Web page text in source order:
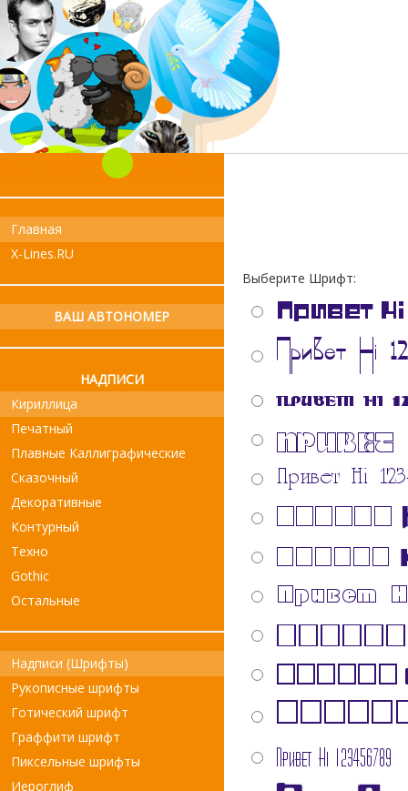
Главная
X-Lines.RU
ВАШ АВТОНОМЕР
НАДПИСИ
Кириллица
Печатный
Плавные Каллиграфические
Сказочный
Декоративные
Контурный
Техно
Gothic
Остальные
Надписи (Шрифты)
Рукописные шрифты
Готический шрифт
Граффити шрифт
Пиксельные шрифты
Иероглиф
Выберите Шрифт: